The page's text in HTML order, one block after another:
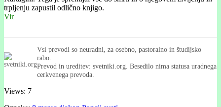
trpljenju zapustil odlično knjigo.
Vir
Vsi prevodi so neuradni, za osebno, pastoralno in študijsko
rabo.
Prevod in ureditev: svetniki.org. Besedilo nima statusa uradnega
cerkvenega prevoda.
Views: 7